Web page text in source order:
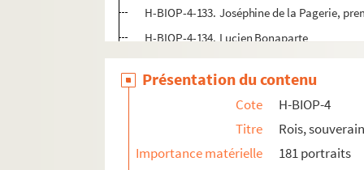
H-BIOP-4-133. Joséphine de la Pagerie,
H-BIOP-4-134. Lucien Bonaparte
H-BIOP-4-135. Lucien Bonaparte
H-BIOP-4-136. Madame de Rute
H-BIOP-4-137. Prince Roland Bonaparte
H-BIOP-4-138. Pierre Bonaparte
H-BIOP-4-139. Elisa Bonaparte
Présentation du contenu
Cote
H-BIOP-4
Titre
Rois,
Importance matérielle
181 portraits